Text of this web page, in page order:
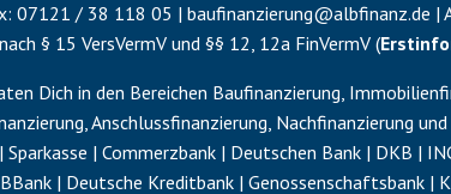
07121 / 38 118 05 | baufinanzierung@albfinanz.de |
nach § 15 VersVermV und §§ 12, 12a FinVermV (
Dich in den Bereichen Baufinanzierung,
,Anschlussfinanzierung, Nachfinanzierung und
| Commerzbank | Deutschen Bank | DKB |
| Deutsche Kreditbank | Genossenschaftsbank |